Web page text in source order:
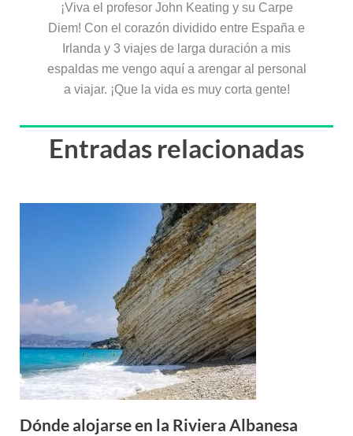
¡Viva el profesor John Keating y su Carpe
Diem! Con el corazón dividido entre España e
Irlanda y 3 viajes de larga duración a mis
espaldas me vengo aquí a arengar al personal
a viajar. ¡Que la vida es muy corta gente!
Entradas relacionadas
Dónde alojarse en la Riviera Albanesa